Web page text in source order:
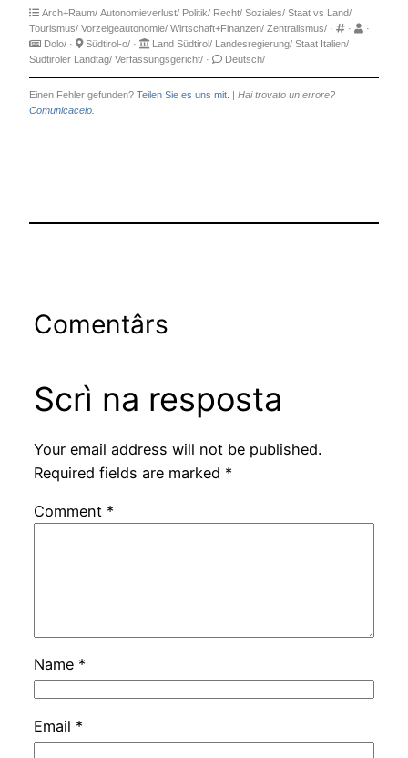
Arch+Raum/ Autonomieverlust/ Politik/ Recht/ Soziales/ Staat vs Land/
Tourismus/ Vorzeigeautonomie/ Wirtschaft+Finanzen/ Zentralismus/ · ·
·
Dolo/ · Südtirol-o/ · Land Südtirol/ Landesregierung/ Staat Italien/
Südtiroler Landtag/ Verfassungsgericht/ · Deutsch/
Einen Fehler gefunden? Teilen Sie es uns mit.
Hai trovato un errore?
Comunicacelo.
Comentârs
Scrì na resposta
Your email address will not be published.
Required fields are marked *
Comment *
Name *
Email *